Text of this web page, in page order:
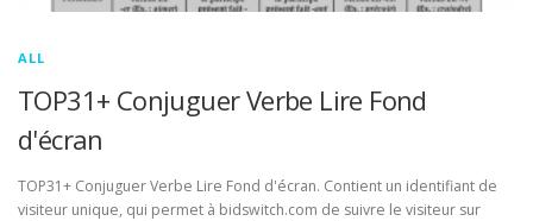
ALL
TOP31+ Conjuguer Verbe Lire Fond
d'écran
TOP31+ Conjuguer Verbe Lire Fond d'écran. Contient un identifiant de
visiteur unique, qui permet à bidswitch.com de suivre le visiteur sur